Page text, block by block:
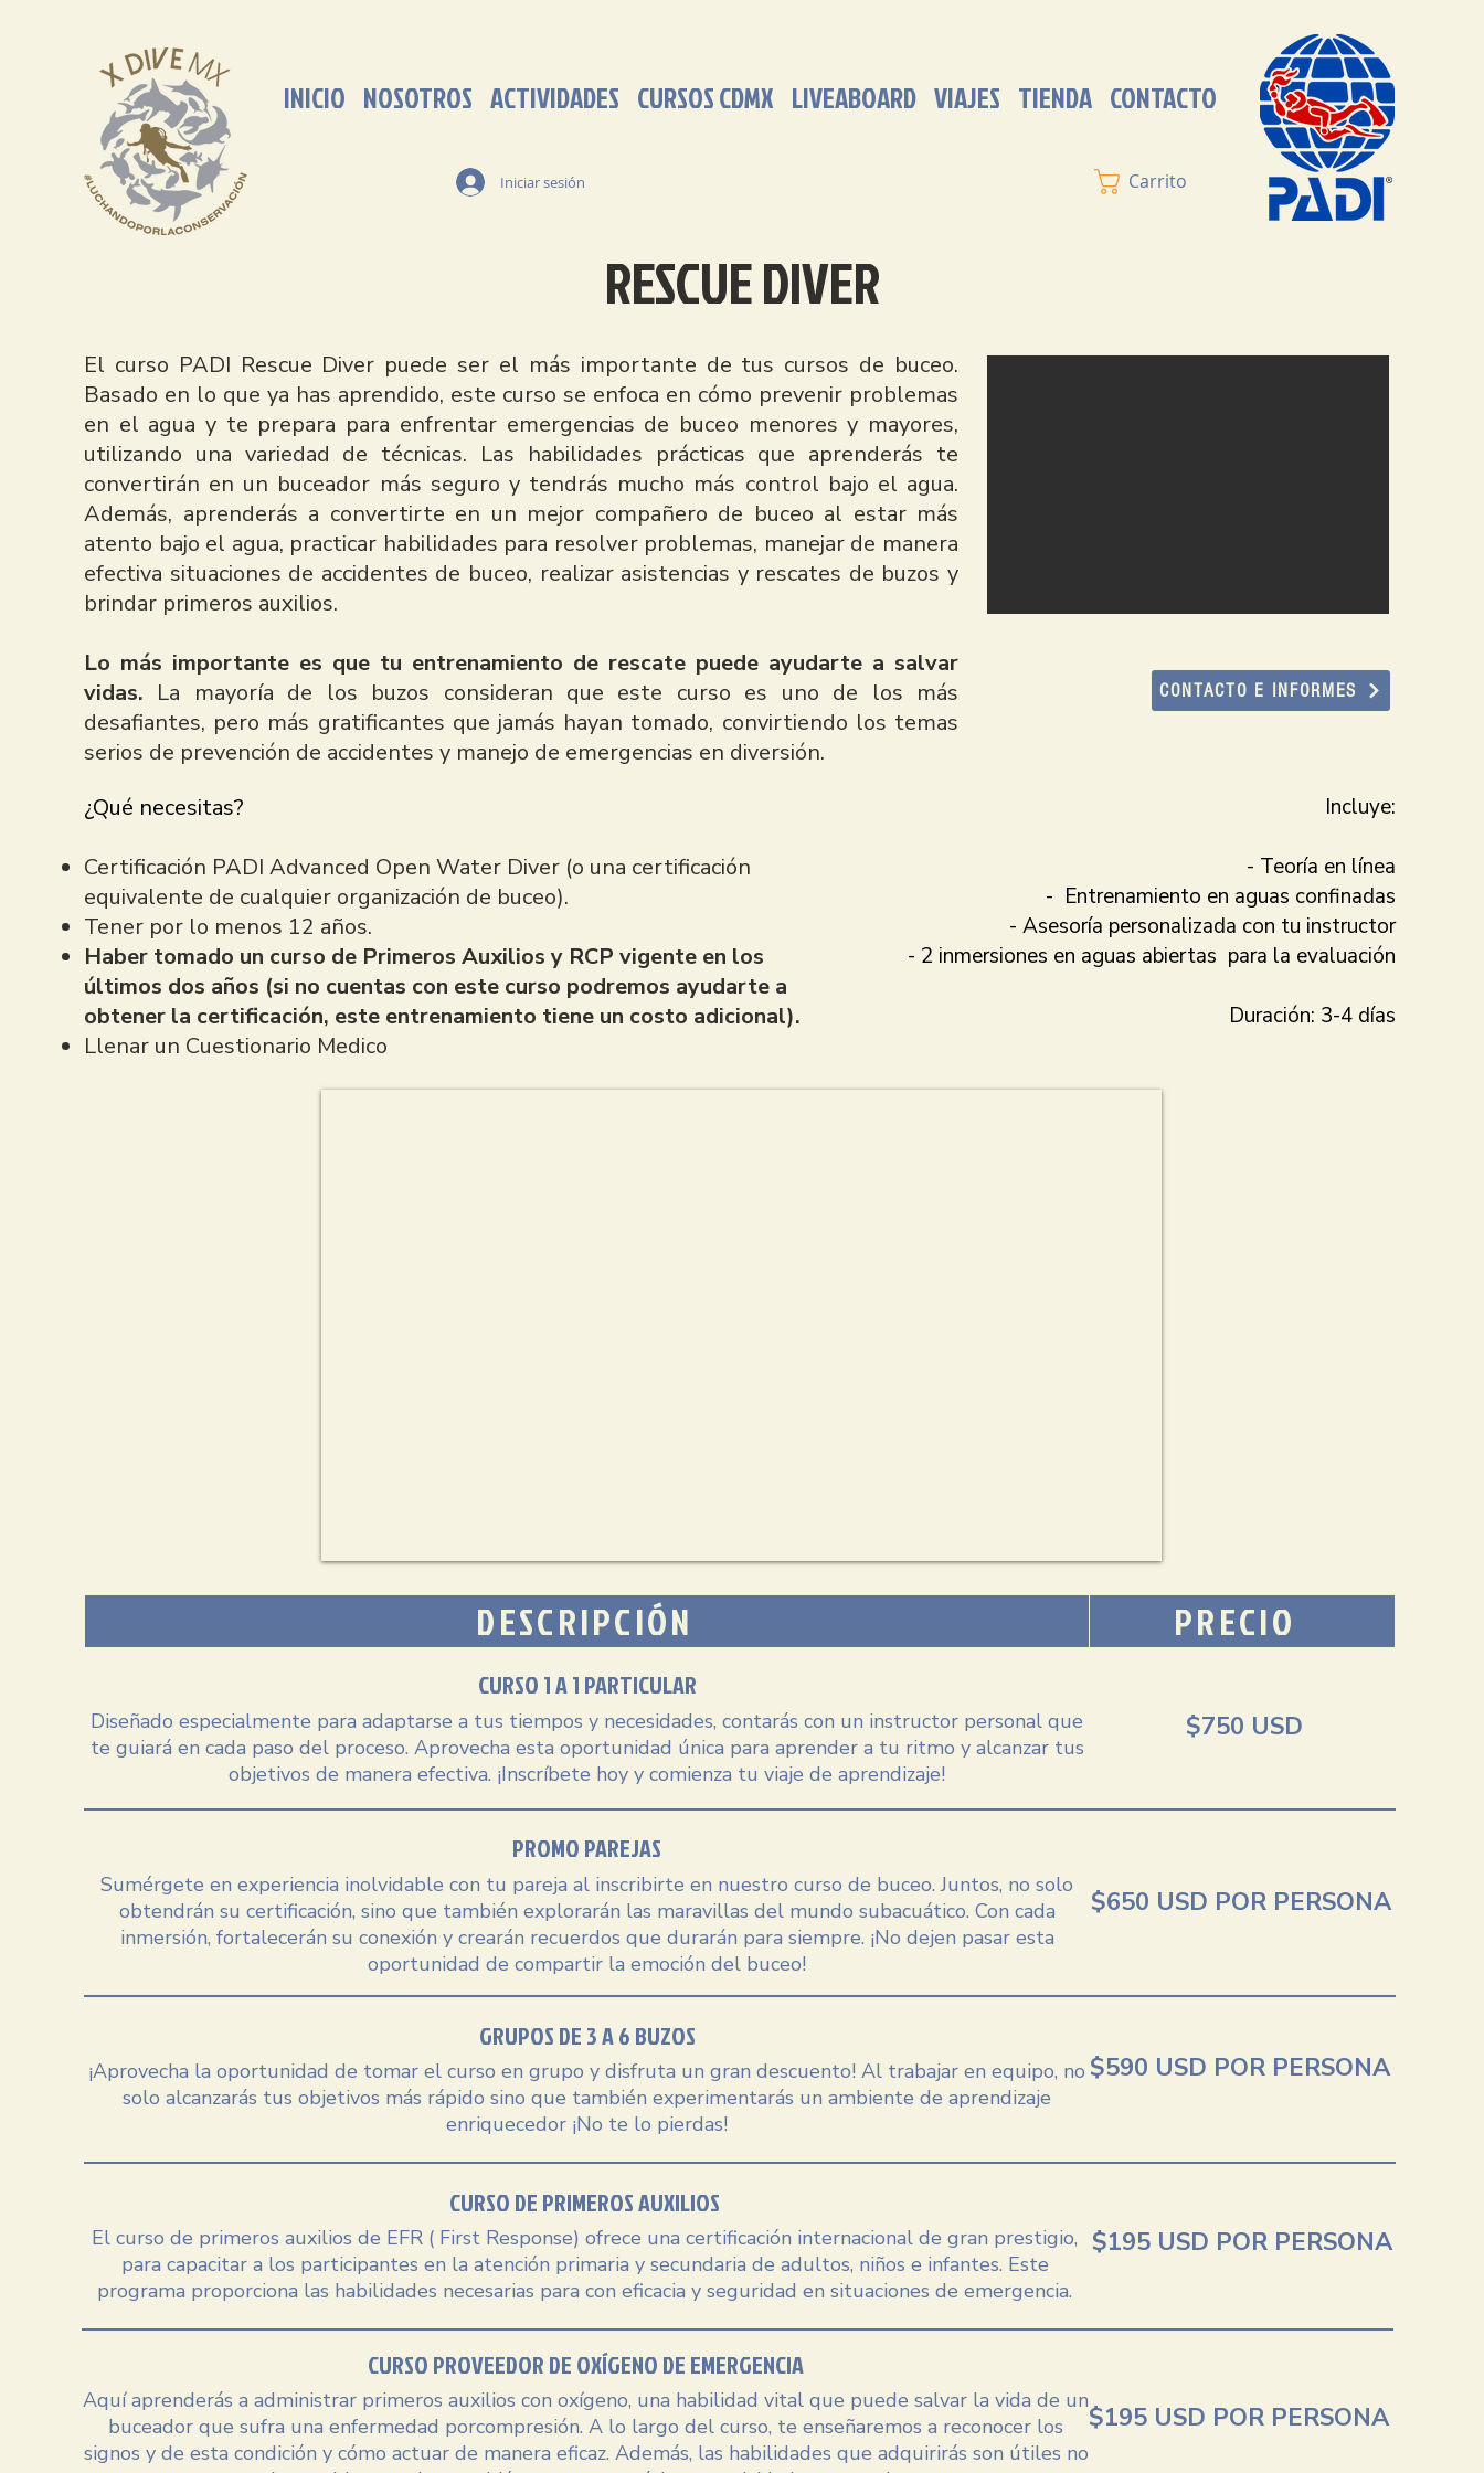
INICIO NOSOTROS ACTIVIDADES CURSOS CDMX LIVEABOARD VIAJES TIENDA CONTACTO
Iniciar sesión Carrito
RESCUE DIVER
El curso PADI Rescue Diver puede ser el más importante de tus cursos de buceo.
Basado en lo que ya has aprendido, este curso se enfoca en cómo prevenir problemas
en el agua y te prepara para enfrentar emergencias de buceo menores y mayores,
utilizando una variedad de técnicas. Las habilidades prácticas que aprenderás te
convertirán en un buceador más seguro y tendrás mucho más control bajo el agua.
Además, aprenderás a convertirte en un mejor compañero de buceo al estar más
atento bajo el agua, practicar habilidades para resolver problemas, manejar de manera
efectiva situaciones de accidentes de buceo, realizar asistencias y rescates de buzos y
brindar primeros auxilios.
Lo más importante es que tu entrenamiento de rescate puede ayudarte a salvar
vidas. La mayoría de los buzos consideran que este curso es uno de los más
desafiantes, pero más gratificantes que jamás hayan tomado, convirtiendo los temas
serios de prevención de accidentes y manejo de emergencias en diversión.
CONTACTO E INFORMES
¿Qué necesitas?
Certificación PADI Advanced Open Water Diver (o una certificación
equivalente de cualquier organización de buceo).
Tener por lo menos 12 años.
Haber tomado un curso de Primeros Auxilios y RCP vigente en los
últimos dos años (si no cuentas con este curso podremos ayudarte a
obtener la certificación, este entrenamiento tiene un costo adicional).
Llenar un Cuestionario Medico
Incluye:
- Teoría en línea
- Entrenamiento en aguas confinadas
- Asesoría personalizada con tu instructor
- 2 inmersiones en aguas abiertas para la evaluación
Duración: 3-4 días
PRECIO
DESCRIPCIÓN
CURSO 1 A 1 PARTICULAR
Diseñado especialmente para adaptarse a tus tiempos y necesidades, contarás con un instructor personal que
te guiará en cada paso del proceso. Aprovecha esta oportunidad única para aprender a tu ritmo y alcanzar tus
objetivos de manera efectiva. ¡Inscríbete hoy y comienza tu viaje de aprendizaje!
$750 USD
PROMO PAREJAS
​Sumérgete en experiencia inolvidable con tu pareja al inscribirte en nuestro curso de buceo. Juntos, no solo
obtendrán su certificación, sino que también explorarán las maravillas del mundo subacuático. Con cada
inmersión, fortalecerán su conexión y crearán recuerdos que durarán para siempre. ¡No dejen pasar esta
oportunidad de compartir la emoción del buceo!
$650 USD POR PERSONA
GRUPOS DE 3 A 6 BUZOS
¡Aprovecha la oportunidad de tomar el curso en grupo y disfruta un gran descuento! Al trabajar en equipo, no
solo alcanzarás tus objetivos más rápido sino que también experimentarás un ambiente de aprendizaje
enriquecedor ¡No te lo pierdas!
$590 USD POR PERSONA
CURSO DE PRIMEROS AUXILIOS
El curso de primeros auxilios de EFR ( First Response) ofrece una certificación internacional de gran prestigio,
para capacitar a los participantes en la atención primaria y secundaria de adultos, niños e infantes. Este
programa proporciona las habilidades necesarias para con eficacia y seguridad en situaciones de emergencia.
$195 USD POR PERSONA
CURSO PROVEEDOR DE OXÍGENO DE EMERGENCIA
Aquí aprenderás a administrar primeros auxilios con oxígeno, una habilidad vital que puede salvar la vida de un
buceador que sufra una enfermedad porcompresión. A lo largo del curso, te enseñaremos a reconocer los
signos y de esta condición y cómo actuar de manera eficaz. Además, las habilidades que adquirirás son útiles no
$195 USD POR PERSONA